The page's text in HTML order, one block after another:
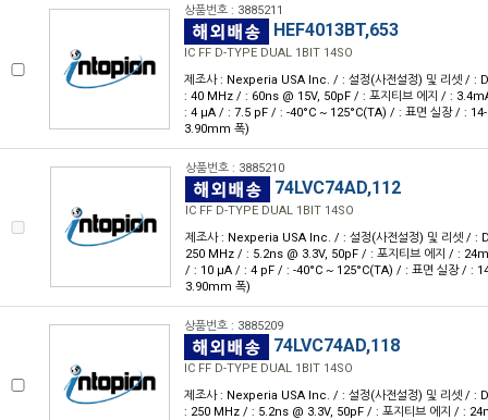
상품번호 : 3885211
HEF4013BT,653
IC FF D-TYPE DUAL 1BIT 14SO
제조사 : Nexperia USA Inc. / : 설정(사전설정) 및 리셋 / :
: 40 MHz / : 60ns @ 15V, 50pF / : 포지티브 에지 / :
: 4 μA / : 7.5 pF / : -40°C ~ 125°C(TA) / : 표면 실장 / :
3.90mm 폭)
상품번호 : 3885210
74LVC74AD,112
IC FF D-TYPE DUAL 1BIT 14SO
제조사 : Nexperia USA Inc. / : 설정(사전설정) 및 리셋 / :
250 MHz / : 5.2ns @ 3.3V, 50pF / : 포지티브 에지 / :
/ : 10 μA / : 4 pF / : -40°C ~ 125°C(TA) / : 표면 실장 / :
3.90mm 폭)
상품번호 : 3885209
74LVC74AD,118
IC FF D-TYPE DUAL 1BIT 14SO
제조사 : Nexperia USA Inc. / : 설정(사전설정) 및 리셋 / :
: 250 MHz / : 5.2ns @ 3.3V, 50pF / : 포지티브 에지 / :